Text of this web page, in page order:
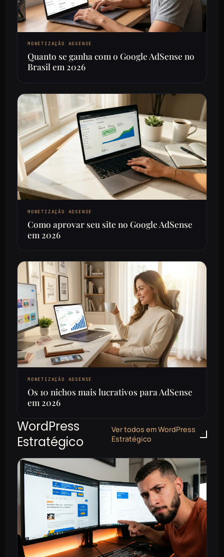
MONETIZAÇÃO ADSENSE
Quanto se ganha com o Google AdSense no
Brasil em 2026
MONETIZAÇÃO ADSENSE
Como aprovar seu site no Google AdSense
em 2026
MONETIZAÇÃO ADSENSE
Os 10 nichos mais lucrativos para AdSense
em 2026
WordPress
Estratégico
Ver todos em WordPress
Estratégico